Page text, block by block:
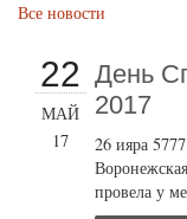
Все новости
22
МАЙ
17
День
2017
26 ияра
провела у